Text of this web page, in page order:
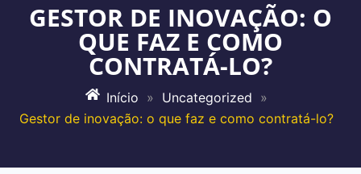
GESTOR DE INOVAÇÃO: O
QUE FAZ E COMO
CONTRATÁ-LO?
Início » Uncategorized »
Gestor de inovação: o que faz e como contratá-lo?